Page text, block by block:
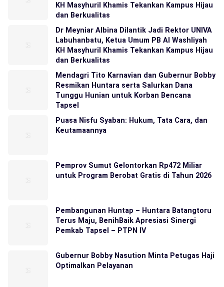
KH Masyhuril Khamis Tekankan Kampus Hijau
dan Berkualitas
Dr Meyniar Albina Dilantik Jadi Rektor UNIVA
Labuhanbatu, Ketua Umum PB Al Washliyah
KH Masyhuril Khamis Tekankan Kampus Hijau
dan Berkualitas
Mendagri Tito Karnavian dan Gubernur Bobby
Resmikan Huntara serta Salurkan Dana
Tunggu Hunian untuk Korban Bencana
Tapsel
Puasa Nisfu Syaban: Hukum, Tata Cara, dan
Keutamaannya
Pemprov Sumut Gelontorkan Rp472 Miliar
untuk Program Berobat Gratis di Tahun 2026
Pembangunan Huntap – Huntara Batangtoru
Terus Maju, BenihBaik Apresiasi Sinergi
Pemkab Tapsel – PTPN IV
Gubernur Bobby Nasution Minta Petugas Haji
Optimalkan Pelayanan